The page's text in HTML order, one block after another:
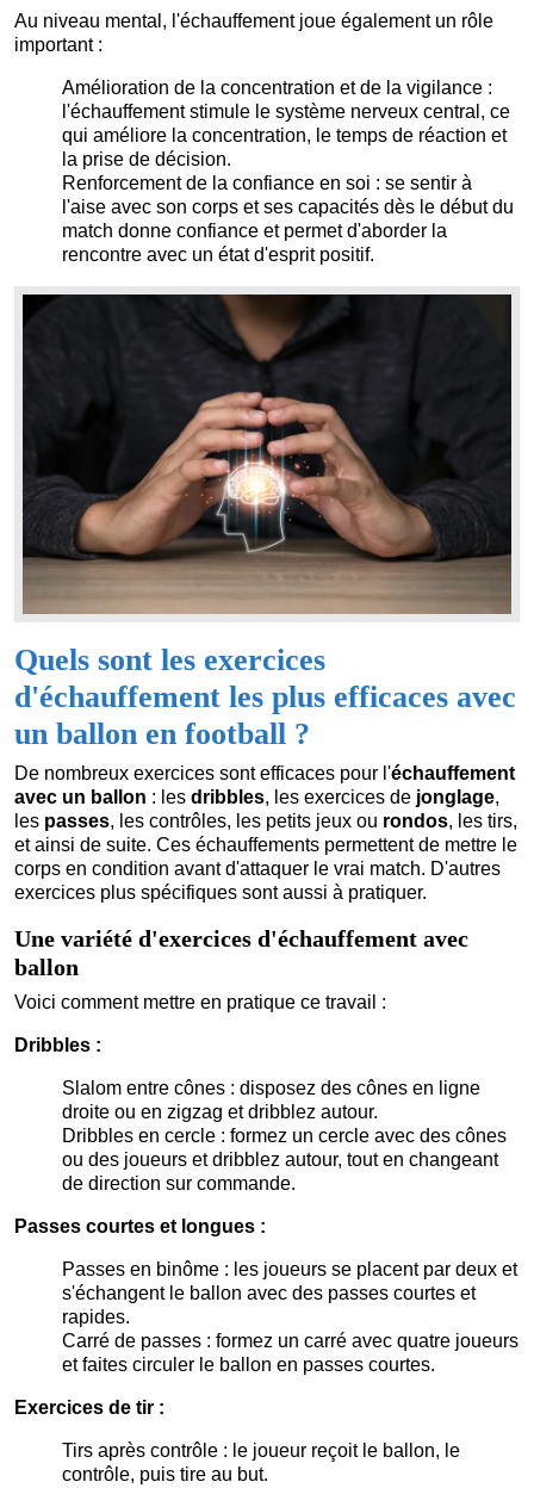
Au niveau mental, l'échauffement joue également un rôle
important :
Amélioration de la concentration et de la vigilance :
l'échauffement stimule le système nerveux central, ce
qui améliore la concentration, le temps de réaction et
la prise de décision.
Renforcement de la confiance en soi : se sentir à
l'aise avec son corps et ses capacités dès le début du
match donne confiance et permet d'aborder la
rencontre avec un état d'esprit positif.
Quels sont les exercices
d'échauffement les plus efficaces avec
un ballon en football ?
De nombreux exercices sont efficaces pour l'échauffement
avec un ballon : les dribbles, les exercices de jonglage,
les passes, les contrôles, les petits jeux ou rondos, les tirs,
et ainsi de suite. Ces échauffements permettent de mettre le
corps en condition avant d'attaquer le vrai match. D'autres
exercices plus spécifiques sont aussi à pratiquer.
Une variété d'exercices d'échauffement avec
ballon
Voici comment mettre en pratique ce travail :
Dribbles :
Slalom entre cônes : disposez des cônes en ligne
droite ou en zigzag et dribblez autour.
Dribbles en cercle : formez un cercle avec des cônes
ou des joueurs et dribblez autour, tout en changeant
de direction sur commande.
Passes courtes et longues :
Passes en binôme : les joueurs se placent par deux et
s'échangent le ballon avec des passes courtes et
rapides.
Carré de passes : formez un carré avec quatre joueurs
et faites circuler le ballon en passes courtes.
Exercices de tir :
Tirs après contrôle : le joueur reçoit le ballon, le
contrôle, puis tire au but.